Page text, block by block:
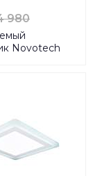
980
Novotech